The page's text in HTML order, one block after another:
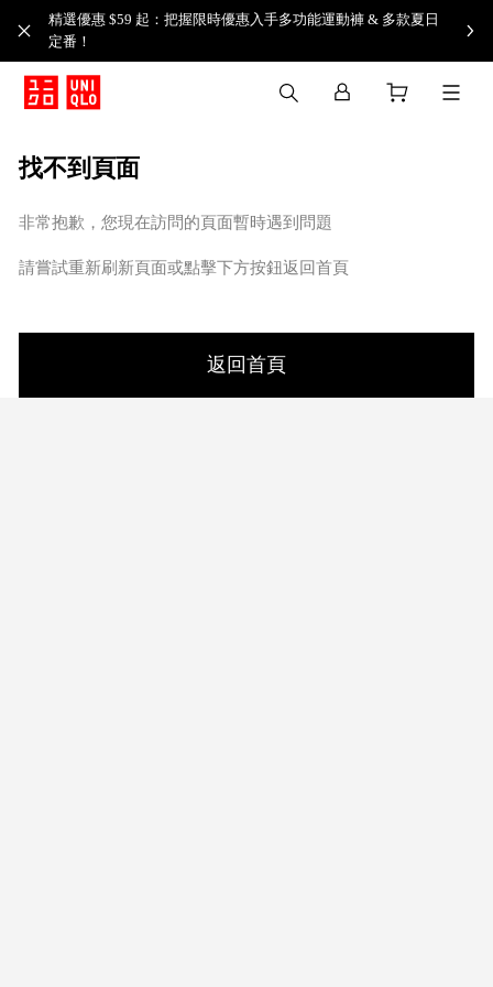
精選優惠 $59 起：把握限時優惠入手多功能運動褲 & 多款夏日
定番！​
找不到頁面
非常抱歉，您現在訪問的頁面暫時遇到問題
請嘗試重新刷新頁面或點擊下方按鈕返回首頁
返回首頁